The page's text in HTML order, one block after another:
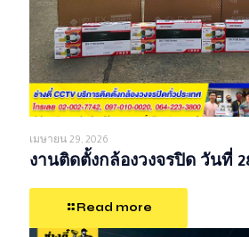
เมษายน 29, 2026
งานติดตั้งกล้องวงจรปิด วันที่
Read more